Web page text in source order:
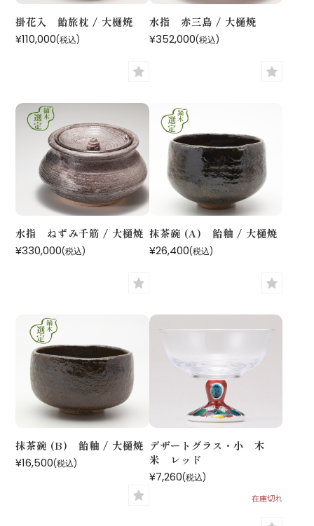
掛花入 飴旅枕 / 大樋焼
¥110,000(税込)
水指 赤三島 / 大樋焼
¥352,000(税込)
水指 ねずみ千筋 / 大樋焼
¥330,000(税込)
抹茶碗 (A) 飴釉 / 大樋焼
¥26,400(税込)
抹茶碗 (B) 飴釉 / 大樋焼
¥16,500(税込)
デザートグラス・小 木
米 レッド
¥7,260(税込)
在庫切れ